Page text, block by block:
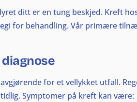
ditt er en tung beskjed. Kreft
for behandling. Vår primære
for et vellykket utfall.
Symptomer på kreft kan være: